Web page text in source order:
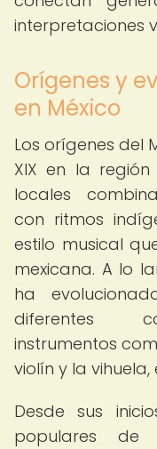
interpretaciones
Orígenes y
en México
Los orígenes del
XIX en la
locales
con ritmos
estilo musical
mexicana. A lo
ha
diferentes
instrumentos
violín y la vihuela,
Desde sus
populares de